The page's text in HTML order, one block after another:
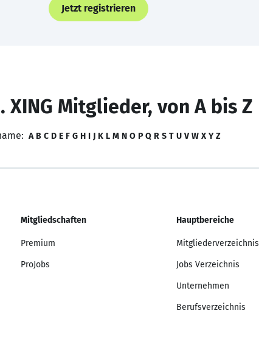
Jetzt registrieren
XING Mitglieder, von A bis Z
A B C D E F G H I J K L M N O P Q R S T U V W X Y Z
Mitgliedschaften
Premium
ProJobs
Hauptbereiche
Mitgliederverzeichnis
Jobs Verzeichnis
Unternehmen
Berufsverzeichnis